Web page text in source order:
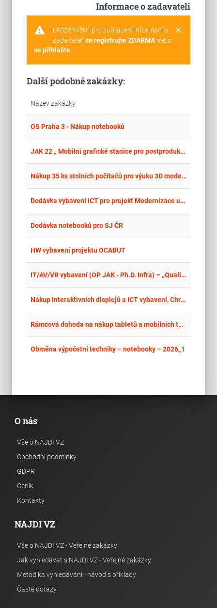
Informace o zadavateli
warning clear
UPOZORNĚNÍ: pro zobrazení informací o
zadavateli se registrujte ZDARMAnebo
se přihlašte.
Další podobné zakázky:
Název zakázky
OS Praha 3 - Nákup notebooků
JAK 22 „ Mobilní grafické stanice pro postprodukci, monitory pro mobilní grafické stanice
Nákup 35 ks stolních počítačů pro výuku 3D modelování
Dodávka vybavení ICT pro projekt Modernizace učeben VOŠ a SPŠE Plzeň opakované vyhlášení Část 1 - ICT
Dodávka notebooků pro SJ ČR
HW vybavení projektu OCABUT
IT/AV/VR vybavení (OP JAK - Ph.D. Infra) – „Qualitative International Studies Lab
Nákup Interaktivních displejů a ICT vybavení, Chroustovice 2026
Rámcová dohoda na nákup tabletů a mobilních telefonů pro průzkumníky
Obměna výpočetní techniky – notebooky – 2026_1
O nás
Vše o NAJDI VZ
Obchodní podmínky
GDPR
Ceník
Kontakty
NAJDI VZ
Vše o NAJDI VZ - Veřejné zakázky
Jak vyhledávat s NAJDI VZ - Veřejné zakázky
Metodika vyhledávání - návod s příklady
Časté dotazy